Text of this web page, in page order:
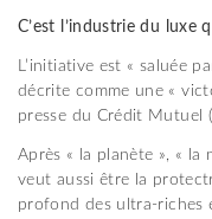
C’est l’industrie du luxe
L’initiative est « saluée
décrite comme une «
presse du Crédit Mutuel (
Après « la planète », « la
veut aussi être la
profond des ultra-riches